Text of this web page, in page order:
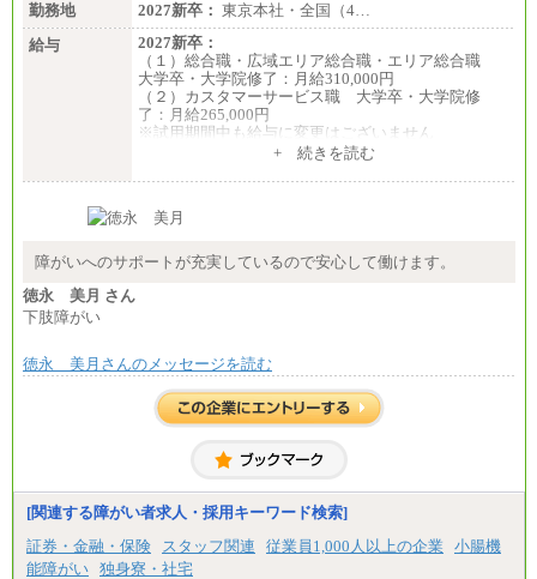
勤務地
2027新卒： 東京本社・全国（4…
給与
2027新卒：
（１）総合職・広域エリア総合職・エリア総合職
大学卒・大学院修了：月給310,000円
（２）カスタマーサービス職 大学卒・大学院修
了：月給265,000円
※試用期間中も給与に変更はございません
+ 続きを読む
障がいへのサポートが充実しているので安心して働けます。
徳永 美月 さん
下肢障がい
徳永 美月さんのメッセージを読む
[関連する障がい者求人・採用キーワード検索]
証券・金融・保険
スタッフ関連 従業員1,000人以上の企業
小腸機
能障がい 独身寮・社宅